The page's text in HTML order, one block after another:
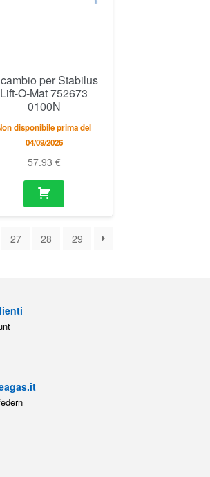
per Stabilus
Lift-O-Mat 752673
0100N
disponibile prima del
04/09/2026
57.93 €
27 28 29